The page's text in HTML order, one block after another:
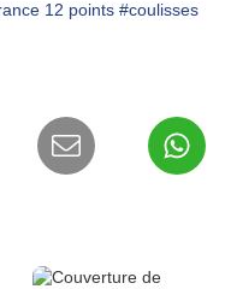
12 points #coulisses